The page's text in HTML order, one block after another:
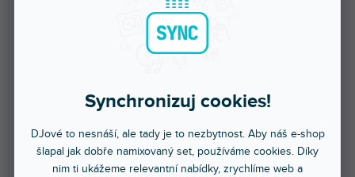
Synchronizuj cookies!
DJové to nesnáší, ale tady je to nezbytnost. Aby náš e-shop
šlapal jak dobře namixovaný set, používáme cookies. Díky
nim ti ukážeme relevantní nabídky, zrychlíme web a
Sub1 aktivní basový modul
T4S/T1 ToneMatch, napájení
audio engine